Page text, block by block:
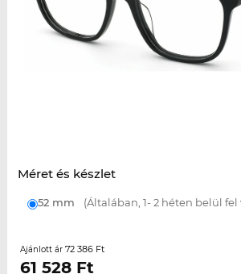
Méret és készlet
52 mm (Általában, 1- 2 héten belül fel
Ajánlott ár 72 386 Ft
61 528Ft